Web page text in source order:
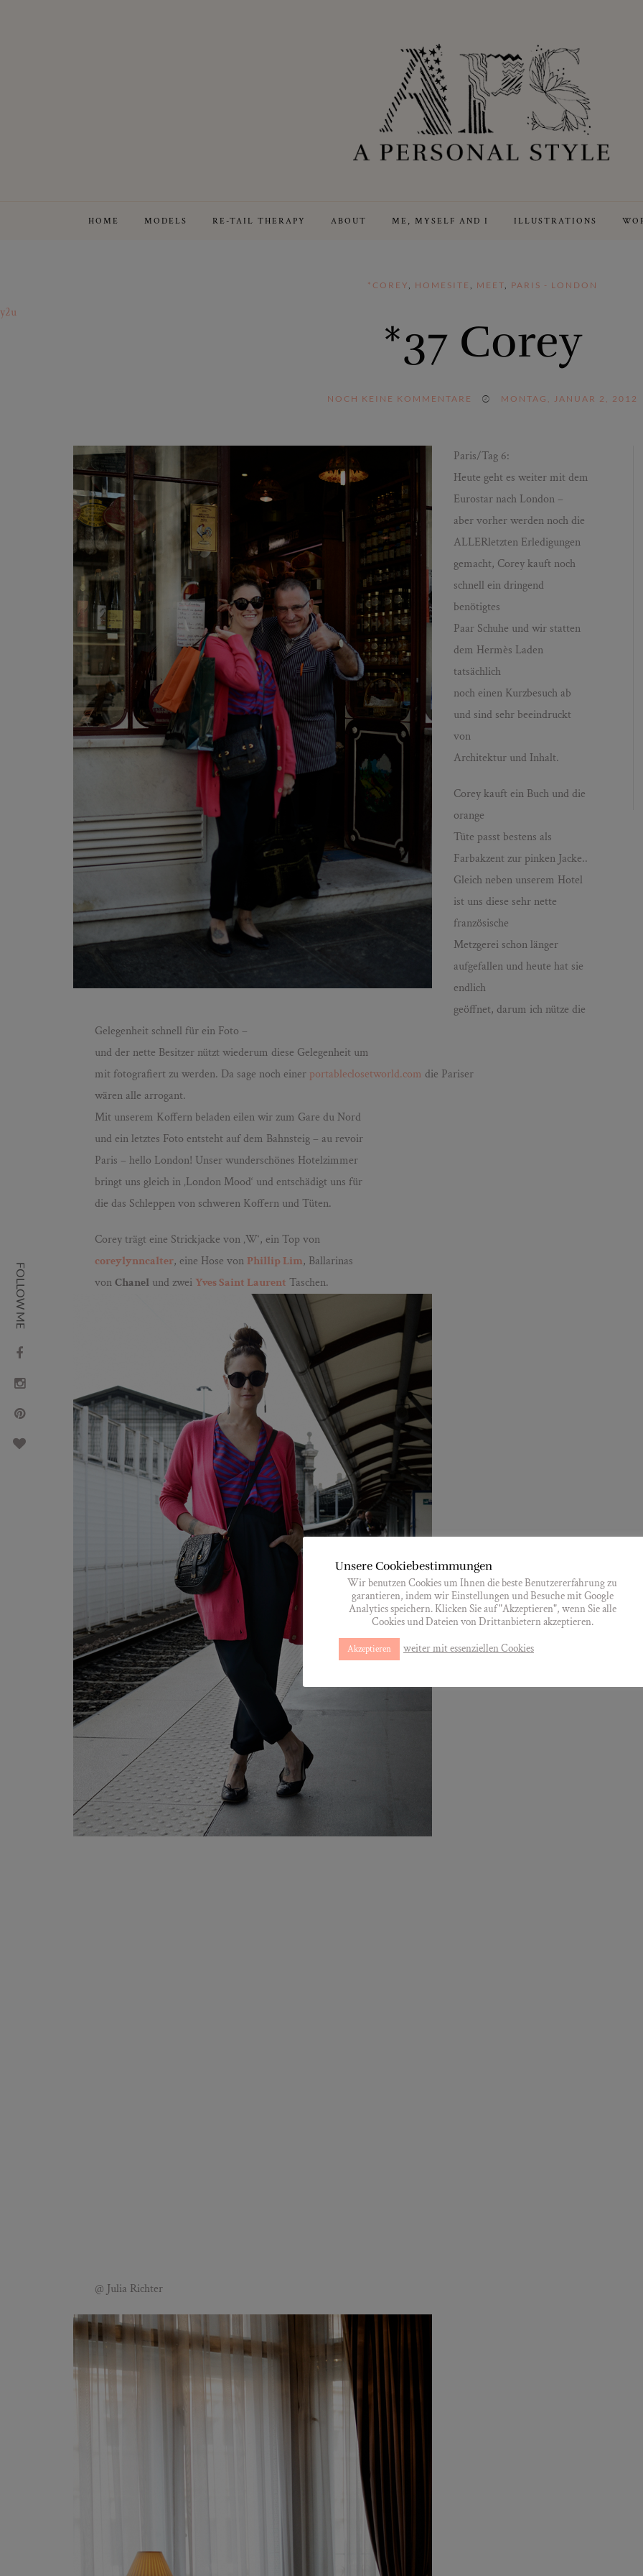
HOME MODELS RE-TAIL THERAPY ABOUT ME, MYSELF AND I ILLUSTRATIONS
*COREY, HOMESITE , MEET, PARIS - LONDON
*37 Corey
NOCH KEINE KOMMENTARE MONTAG, JANUAR 2, 2012
Paris/Tag 6:
Heute geht es weiter mit dem
Eurostar nach London –
aber vorher werden noch die
ALLERletzten Erledigungen
gemacht, Corey kauft noch
schnell ein dringend
benötigtes
Paar Schuhe und wir statten
dem Hermès Laden
tatsächlich
noch einen Kurzbesuch ab
und sind sehr beeindruckt
von
Architektur und Inhalt.
Corey kauft ein Buch und die
orange
Tüte passt bestens als
Farbakzent zur pinken Jacke..
Gleich neben unserem Hotel
ist uns diese sehr nette
französische
Metzgerei schon länger
aufgefallen und heute hat sie
endlich
geöffnet, darum ich nütze die
Gelegenheit schnell für ein Foto –
und der nette Besitzer nützt wiederum diese Gelegenheit um
mit fotografiert zu werden. Da sage noch einer portableclosetworld.com die Pariser
wären alle arrogant.
Mit unserem Koffern beladen eilen wir zum Gare du Nord
und ein letztes Foto entsteht auf dem Bahnsteig – au revoir
Paris – hello London! Unser wunderschönes Hotelzimmer
bringt uns gleich in ‚London Mood‘ und entschädigt uns für
die das Schleppen von schweren Koffern und Tüten.
Corey trägt eine Strickjacke von ‚W‘, ein Top von
coreylynncalter, eine Hose vonPhillip Lim, Ballarinas
vonChanel und zweiYves Saint Laurent Taschen.
@ Julia Richter
FOLLOW ME
Unsere Cookiebestimmungen
Wir benutzen Cookies um Ihnen die beste Benutzererfahrung zu
garantieren, indem wir Einstellungen und Besuche mit Google
Analytics speichern. Klicken Sie auf "Akzeptieren", wenn Sie alle
Cookies und Dateien von Drittanbietern akzeptieren.
Akzeptieren weiter mit essenziellen Cookies